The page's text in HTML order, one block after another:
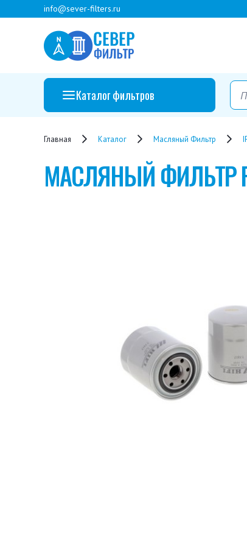
info@sever-filters.ru
Каталог фильтров
Главная Каталог Масляный Фильтр
МАСЛЯНЫЙ ФИЛЬТР